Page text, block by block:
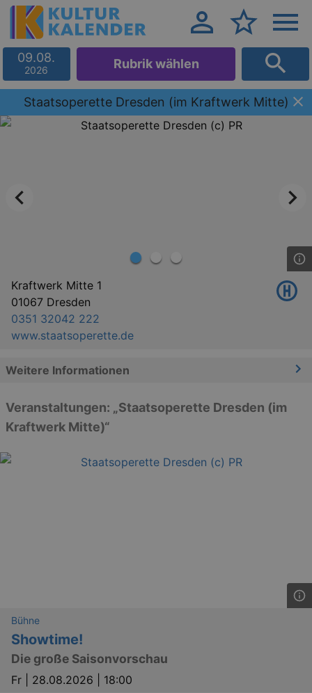
09.08.
2026 Rubrik wählen
Staatsoperette Dresden (im Kraftwerk Mitte)
Kraftwerk Mitte 1
01067 Dresden
0351 32042 222
www.staatsoperette.de
Weitere Informationen
Veranstaltungen: „Staatsoperette Dresden (im
Kraftwerk Mitte)“
Bühne
Showtime!
Die große Saisonvorschau
Fr | 28.08.2026 | 18:00